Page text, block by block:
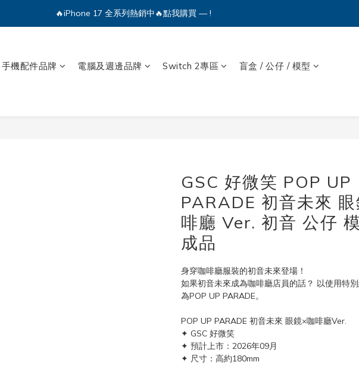
🔥iPhone 17 全系列熱銷中🔥點我購買 — !
🔥iPhone 17 全系列熱銷中🔥點我購買 — !
🔥iPhone 17 全系列熱銷中🔥點我購買 — !
手機配件品牌 電腦及週邊品牌 Switch 2專區 盲盒 / 公仔 / 模型
GSC 好微笑 POP UP
PARADE 初音未來
啡廳 Ver. 初音 公仔
成品
身穿咖啡廳服裝的初音未來登場！
如果初音未來成為咖啡廳店員的話？ 以使用特
為POP UP PARADE。
POP UP PARADE 初音未來 眼鏡×咖啡廳Ver.
✦ GSC 好微笑
✦ 預計上市：2026年09月
✦ 尺寸：高約180mm